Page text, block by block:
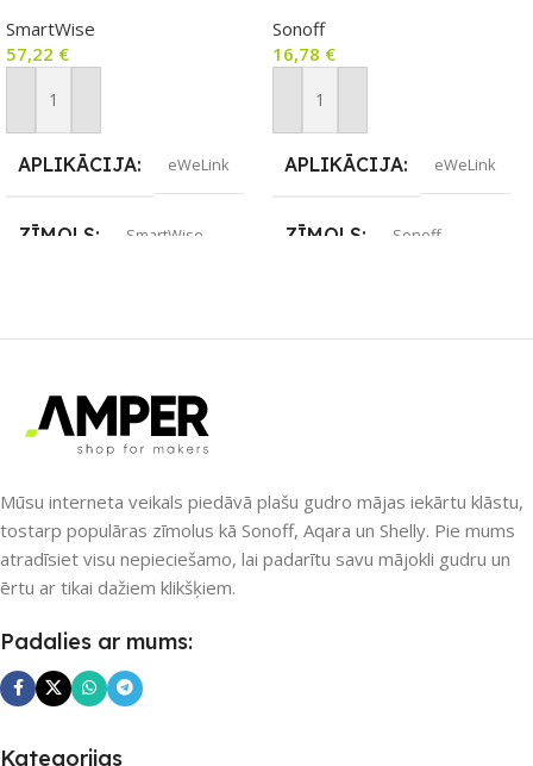
tips (5A), balts priekšējais
panelis, krāsains
SmartWise
57,22 €
Pievienot Grozam
APLIKĀCIJA eWeLink
ZĪMOLS SmartWise
UZREIZ PIEEJAMAIS
2
(THR320)
Sonoff
16,78 €
Pievienot Grozam
APLIKĀCIJA eWeLink
ZĪMOLS Sonoff
UZREIZ PIEEJAMAIS
SKAITS
Mūsu interneta veikals piedāvā plašu gudro mājas iekārtu klāstu,
tostarp populāras zīmolus kā Sonoff, Aqara un Shelly. Pie mums
atradīsiet visu nepieciešamo, lai padarītu savu mājokli gudru un
ērtu ar tikai dažiem klikšķiem.
Padalies ar mums:
Kategorijas